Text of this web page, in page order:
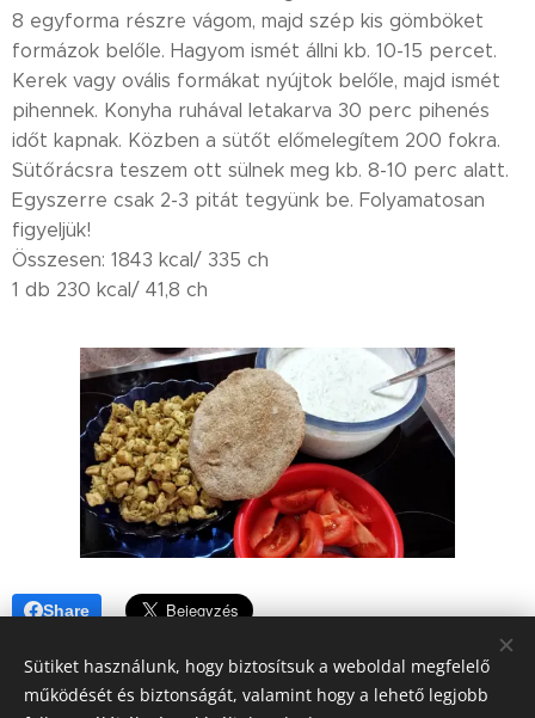
8 egyforma részre vágom, majd szép kis gömböket
formázok belőle. Hagyom ismét állni kb. 10-15 percet.
Kerek vagy ovális formákat nyújtok belőle, majd ismét
pihennek. Konyha ruhával letakarva 30 perc pihenés
időt kapnak. Közben a sütőt előmelegítem 200 fokra.
Sütőrácsra teszem ott sülnek meg kb. 8-10 perc alatt.
Egyszerre csak 2-3 pitát tegyünk be. Folyamatosan
figyeljük!
Összesen: 1843 kcal/ 335 ch
1 db 230 kcal/ 41,8 ch
Share
Sütiket használunk, hogy biztosítsuk a weboldal megfelelő
működését és biztonságát, valamint hogy a lehető legjobb